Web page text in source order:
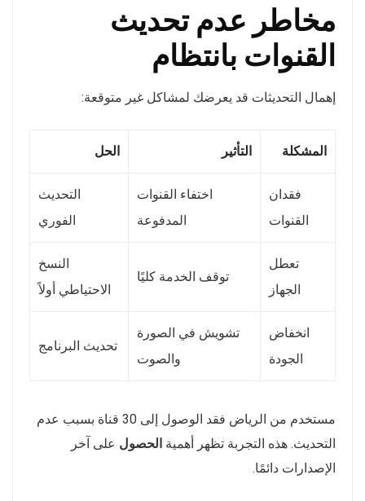
مخاطر عدم تحديث
القنوات بانتظام
إهمال التحديثات قد يعرضك لمشاكل غير متوقعة:
المشكلة التأثير الحل
فقدان
القنوات
اختفاء القنوات
المدفوعة
التحديث
الفوري
تعطل
الجهاز
توقف الخدمة كليًا
النسخ
الاحتياطي أولاً
انخفاض
الجودة
تشويش في الصورة
والصوت
تحديث البرنامج
مستخدم من الرياض فقد الوصول إلى 30 قناة بسبب عدم
التحديث. هذه التجربة تظهر أهمية الحصول على آخر
الإصدارات دائمًا.